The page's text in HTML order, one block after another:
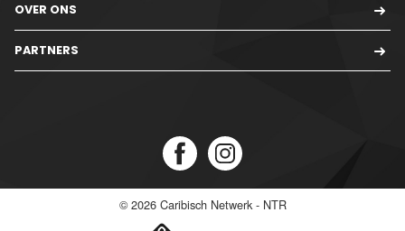
OVER ONS
PARTNERS
© 2026 Caribisch Netwerk - NTR